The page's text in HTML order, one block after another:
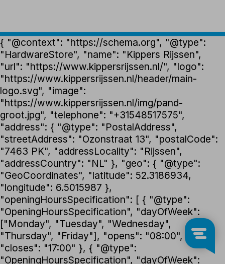
{ "@context": "https://schema.org", "@type":
"HardwareStore", "name": "Kippers Rijssen",
"url": "https://www.kippersrijssen.nl/", "logo":
"https://www.kippersrijssen.nl/header/main-
logo.svg", "image":
"https://www.kippersrijssen.nl/img/pand-
groot.jpg", "telephone": "+31548517575",
"address": { "@type": "PostalAddress",
"streetAddress": "Ozonstraat 13", "postalCode":
"7463 PK", "addressLocality": "Rijssen",
"addressCountry": "NL" }, "geo": { "@type":
"GeoCoordinates", "latitude": 52.3186934,
"longitude": 6.5015987 },
"openingHoursSpecification": [ { "@type":
"OpeningHoursSpecification", "dayOfWeek":
["Monday", "Tuesday", "Wednesday",
"Thursday", "Friday"], "opens": "08:00",
"closes": "17:00" }, { "@type":
"OpeningHoursSpecification", "dayOfWeek":